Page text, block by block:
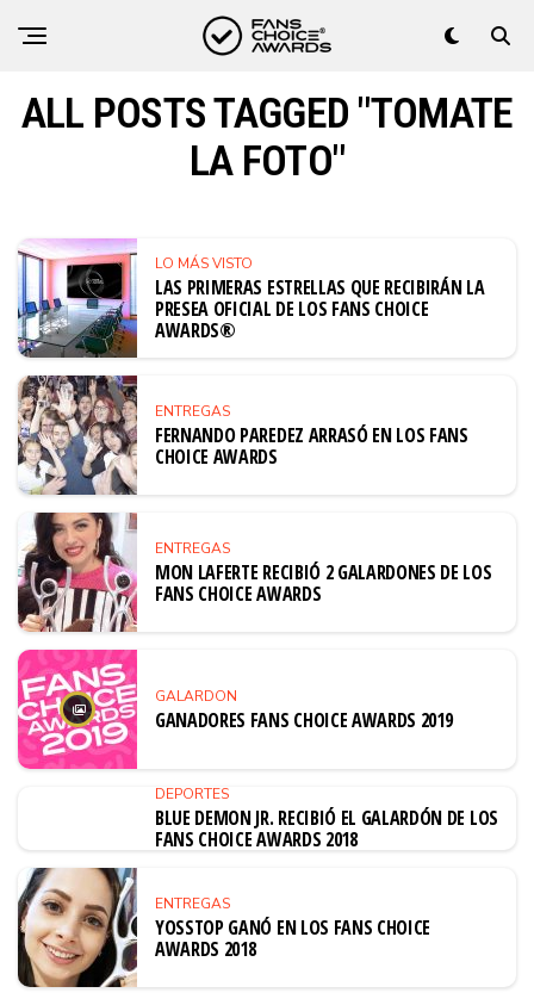
ALL POSTS TAGGED "TOMATE
LA FOTO"
LO MÁS VISTO
LAS PRIMERAS ESTRELLAS QUE RECIBIRÁN LA
PRESEA OFICIAL DE LOS FANS CHOICE
AWARDS®
ENTREGAS
FERNANDO PAREDEZ ARRASÓ EN LOS FANS
CHOICE AWARDS
ENTREGAS
MON LAFERTE RECIBIÓ 2 GALARDONES DE LOS
FANS CHOICE AWARDS
GALARDON
GANADORES FANS CHOICE AWARDS 2019
DEPORTES
BLUE DEMON JR. RECIBIÓ EL GALARDÓN DE LOS
FANS CHOICE AWARDS 2018
ENTREGAS
YOSSTOP GANÓ EN LOS FANS CHOICE
AWARDS 2018